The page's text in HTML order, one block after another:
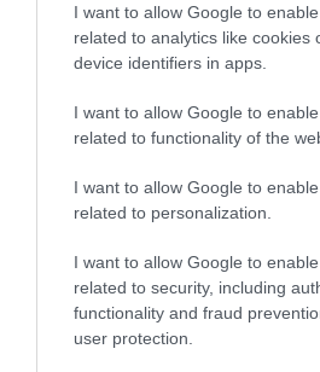
I want to allow Google to
related to analytics like cookies
device identifiers in apps.
I want to allow Google to
related to functionality of the
I want to allow Google to
related to personalization.
I want to allow Google to
related to security, including
functionality and fraud
user protection.
|
15,30€
Aquality Pets Collare
Collare Antiparassitario Per
Cani, Adatto a Più Razze Di
Animali Domestici, Gatti e
Cani Universali
in
e